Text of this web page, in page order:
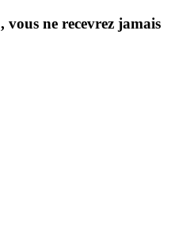
, vous ne recevrez jamais